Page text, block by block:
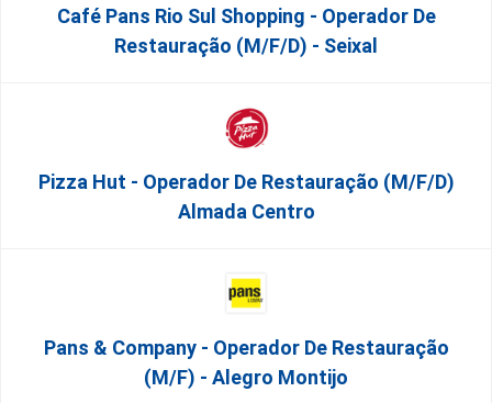
Café Pans Rio Sul Shopping - Operador De
Restauração (m/f/d) - Seixal
Pizza Hut - Operador De Restauração (m/f/d)
Almada Centro
Pans & Company - Operador De Restauração
(m/f) - Alegro Montijo